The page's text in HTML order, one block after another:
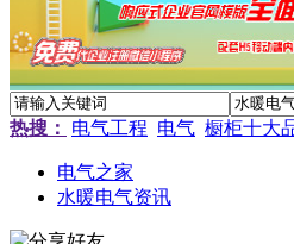
热搜： 电气工程 电气 橱柜十大
电气之家
水暖电气资讯